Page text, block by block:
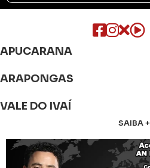
APUCARANA
ARAPONGAS
VALE DO IVAÍ
SAIBA +